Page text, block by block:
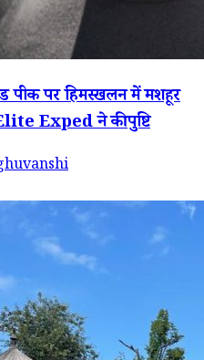
पर हिमस्खलन में मशहूर
Elite Exped ने की पुष्टि